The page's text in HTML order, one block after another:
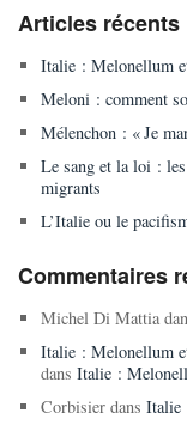
Articles récents
Italie : Melonellum
Meloni : comment
Mélenchon : « Je
Le sang et la loi : les
migrants
L’Italie ou le
Commentaires
Michel Di Mattia
Italie : Melonellum
dans Italie :
Corbisierdans Italie